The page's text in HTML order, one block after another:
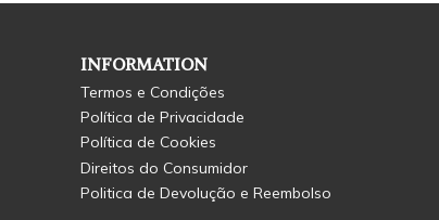
INFORMATION
Termos e Condições
Política de Privacidade
Política de Cookies
Direitos do Consumidor
Politica de Devolução e Reembolso